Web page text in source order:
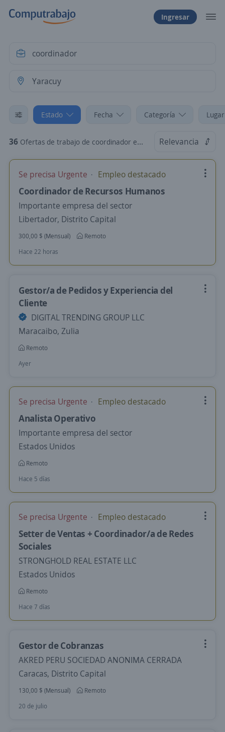
Ingresar
Estado Fecha Categoría
36 Ofertas de trabajo de coordinador en Yaracuy Relevancia
Se precisa Urgente Empleo destacado
Coordinador de Recursos Humanos
Importante empresa del sector
Libertador, Distrito Capital
300,00 $ (Mensual)
Remoto
Hace 22 horas
Gestor/a de Pedidos y Experiencia del
Cliente
DIGITAL TRENDING GROUP LLC
Maracaibo, Zulia
Remoto
Ayer
Se precisa Urgente Empleo destacado
Analista Operativo
Importante empresa del sector
Estados Unidos
Remoto
Hace 5 días
Se precisa Urgente Empleo destacado
Setter de Ventas + Coordinador/a de Redes
Sociales
STRONGHOLD REAL ESTATE LLC
Estados Unidos
Remoto
Hace 7 días
Gestor de Cobranzas
AKRED PERU SOCIEDAD ANONIMA CERRADA
Caracas, Distrito Capital
130,00 $ (Mensual)
Remoto
20 de julio